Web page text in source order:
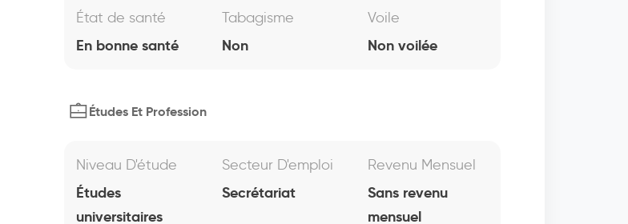
État de santé
En bonne santé
Tabagisme
Non
Voile
Non voilée
Études Et Profession
Niveau D'étude
Études
universitaires
Secteur D'emploi
Secrétariat
Revenu Mensuel
Sans revenu
mensuel